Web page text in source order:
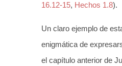
16.12-15, Hechos 1.8).
Un claro ejemplo de
enigmática de
el capítulo anterior de